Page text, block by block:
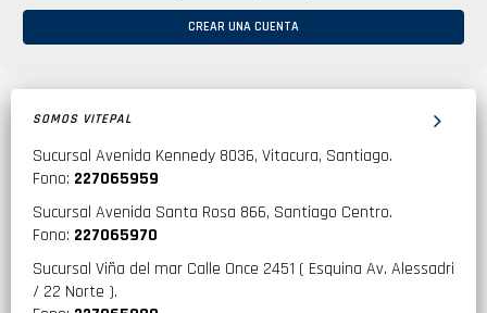
CREAR UNA CUENTA
SOMOS VITEPAL
Sucursal Avenida Kennedy 8036, Vitacura, Santiago.
Fono: 227065959
Sucursal Avenida Santa Rosa 866, Santiago Centro.
Fono: 227065970
Sucursal Viña del mar Calle Once 2451 ( Esquina Av. Alessadri
/ 22 Norte ).